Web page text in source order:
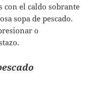
con el caldo sobrante
sopa de pescado.
o